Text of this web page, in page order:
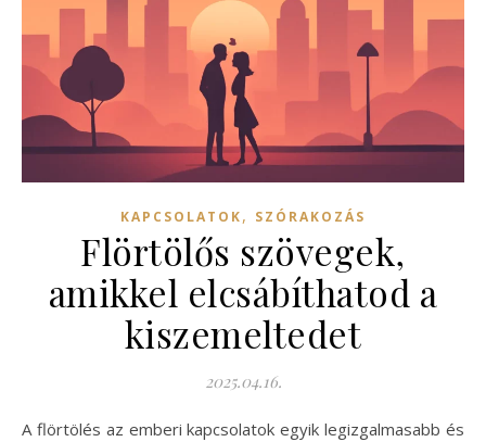
KAPCSOLATOK, SZÓRAKOZÁS
Flörtölős szövegek,
amikkel elcsábíthatod a
kiszemeltedet
2025.04.16.
A flörtölés az emberi kapcsolatok egyik legizgalmasabb és